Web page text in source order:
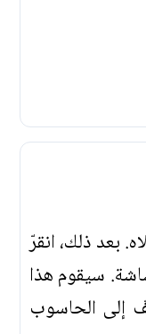
بعد ذلك، انقرّ
سيقوم هذا
إلى الحاسوب